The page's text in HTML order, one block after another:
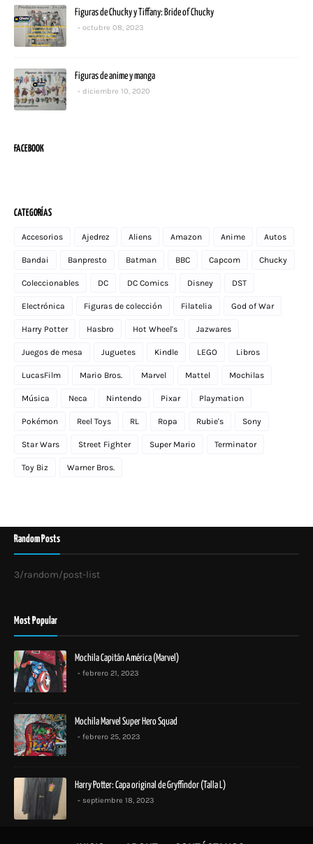
Figuras de Chucky y Tiffany: Bride of Chucky
octubre 08, 2023
Figuras de anime y manga
diciembre 10, 2020
FACEBOOK
CATEGORÍAS
Accesorios Ajedrez Aliens Amazon Anime Autos
Bandai Banpresto Batman BBC Capcom Chucky
Coleccionables DC DC Comics Disney DST
Electrónica Figuras de colección Filatelia God of War
Harry Potter Hasbro Hot Wheel's Jazwares
Juegos de mesa Juguetes Kindle LEGO Libros
LucasFilm Mario Bros. Marvel Mattel Mochilas
Música Neca Nintendo Pixar Playmation
Pokémon Reel Toys RL Ropa Rubie's Sony
Star Wars Street Fighter Super Mario Terminator
Toy Biz Warner Bros.
Random Posts
3/random/post-list
Most Popular
Mochila Capitán América (Marvel)
febrero 21, 2023
Mochila Marvel Super Hero Squad
febrero 25, 2023
Harry Potter: Capa original de Gryffindor (Talla L)
septiembre 18, 2023